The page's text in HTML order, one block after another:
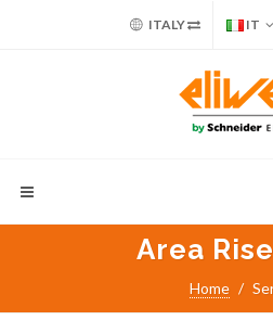
ITALY IT
Area
Home